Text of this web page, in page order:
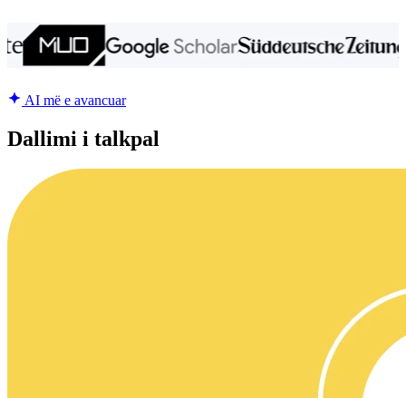
AI më e avancuar
Dallimi i talkpal